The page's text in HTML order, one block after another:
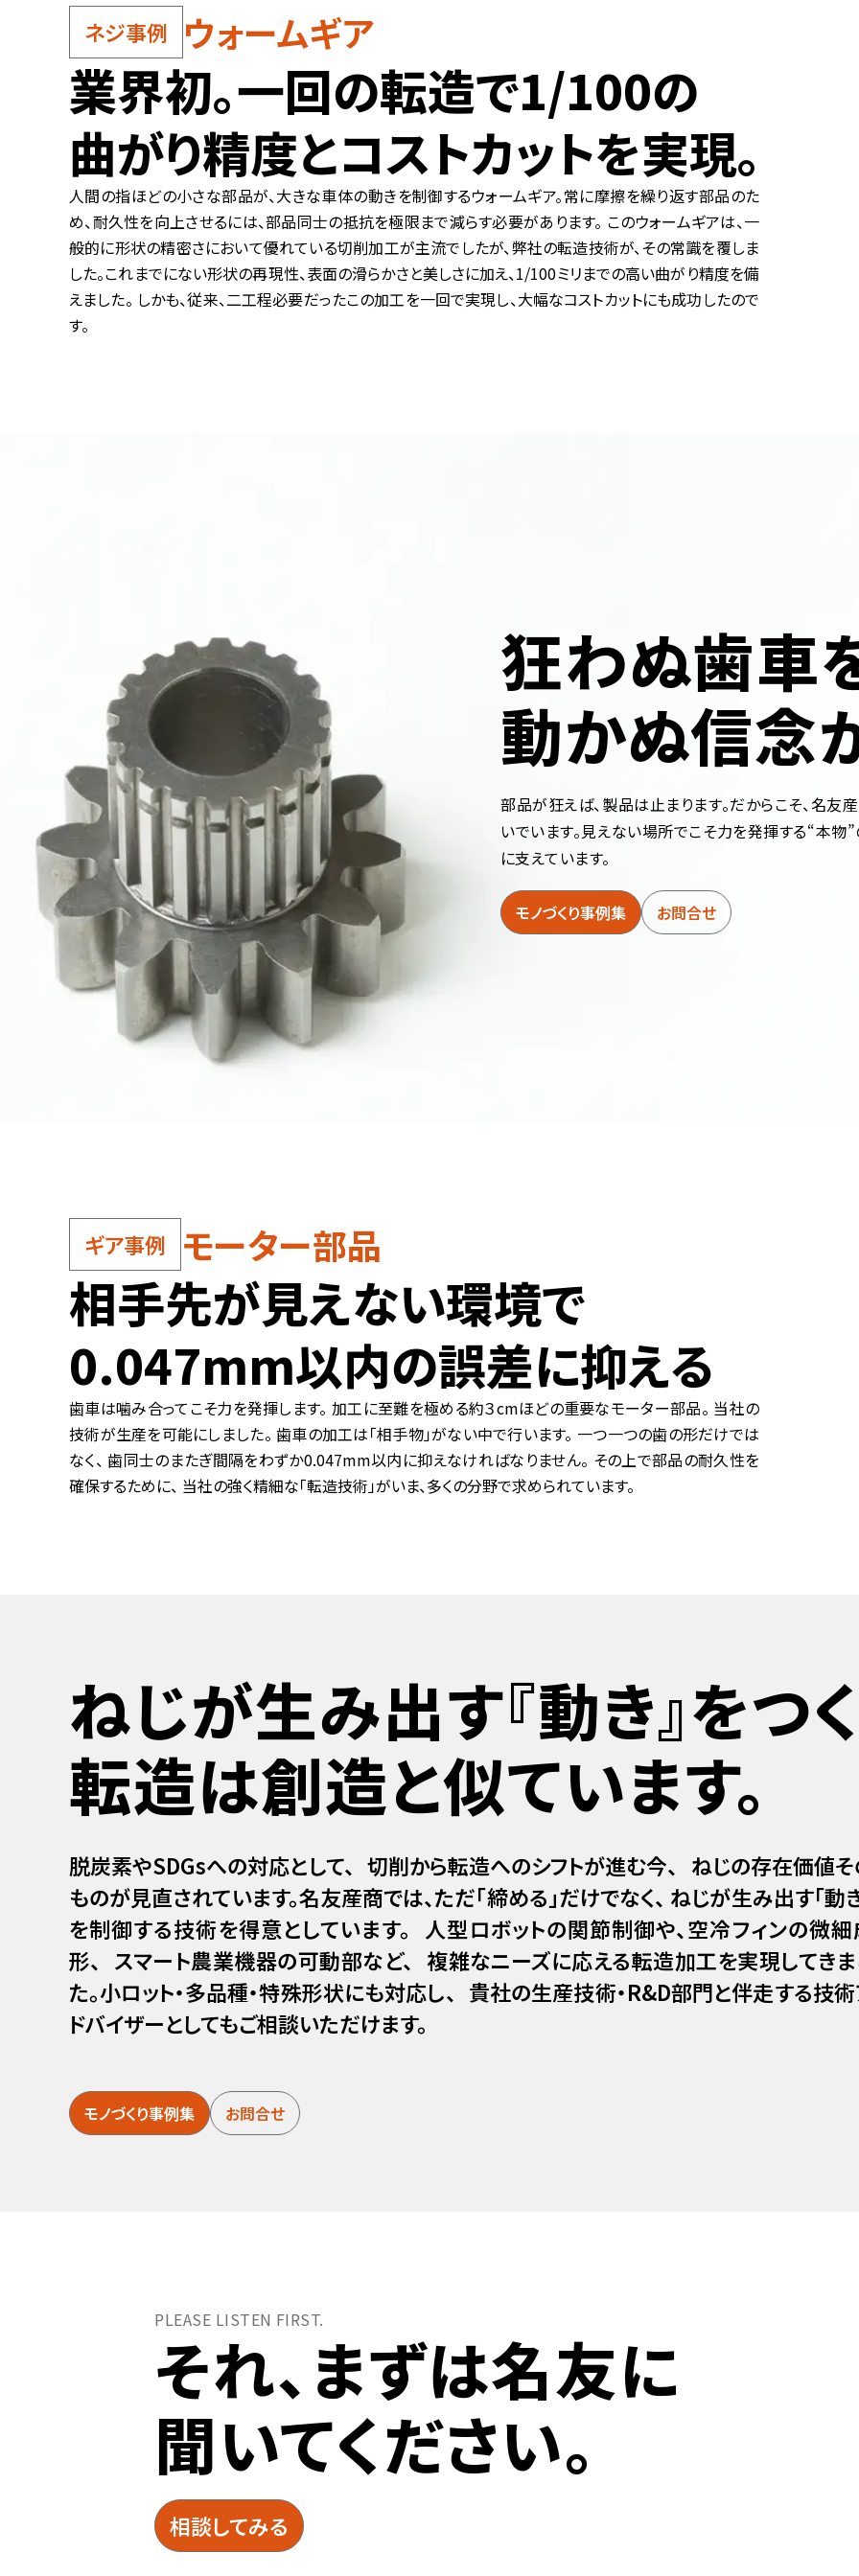
ネジ事例 ウォームギア
業界初。一回の転造で1/100の
曲がり精度とコストカットを実現。
人間の指ほどの小さな部品が、大きな車体の動きを制御するウォームギア。常に摩擦を繰り返す部品のた
め、耐久性を向上させるには、部品同士の抵抗を極限まで減らす必要があります。 このウォームギアは、一
般的に形状の精密さにおいて優れている切削加工が主流でしたが、弊社の転造技術が、その常識を覆しま
した。これまでにない形状の再現性、表面の滑らかさと美しさに加え、1/100ミリまでの高い曲がり精度を備
えました。 しかも、従来、二工程必要だったこの加工を一回で実現し、大幅なコストカットにも成功したので
す。
狂わぬ歯車
動かぬ信念
部品が狂えば、製品は止まります。だからこそ、名
いでいます。見えない場所でこそ力を発揮する“本
に支えています。
モノづくり事例集 お問合せ
ギア事例 モーター部品
相手先が見えない環境で
0.047mm以内の誤差に抑える
歯車は噛み合ってこそ力を発揮します。 加工に至難を極める約３cmほどの重要なモーター部品。 当社の
技術が生産を可能にしました。 歯車の加工は「相手物」がない中で行います。 一つ一つの歯の形だけでは
なく、 歯同士のまたぎ間隔をわずか0.047mm以内に抑えなければなりません。 その上で部品の耐久性を
確保するために、 当社の強く精細な「転造技術」がいま、多くの分野で求められています。
ねじが生み出す『動き』をつ
転造は創造と似ています。
脱炭素やSDGsへの対応として、 切削から転造へのシフトが進む今、 ねじの存在価値
ものが見直されています。名友産商では、ただ「締める」だけでなく、 ねじが生み出す「動
を制御する技術を得意としています。 人型ロボットの関節制御や、空冷フィンの微
形、 スマート農業機器の可動部など、 複雑なニーズに応える転造加工を実現してき
た。小ロット・多品種・特殊形状にも対応し、 貴社の生産技術・R&D部門と伴走する技
ドバイザーとしてもご相談いただけます。
モノづくり事例集 お問合せ
PLEASE LISTEN FIRST.
それ、まずは名友に
聞いてください。
相談してみる